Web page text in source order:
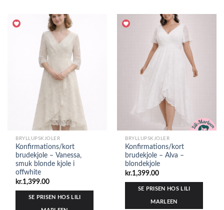
BRYLLUPSKJOLER
Konfirmations/kort
brudekjole – Vanessa,
smuk blonde kjole i
offwhite
kr.1,399.00
SE PRISEN HOS LILI
BRYLLUPSKJOLER
Konfirmations/kort
brudekjole – Alva –
blondekjole
kr.1,399.00
SE PRISEN HOS LILI
MARLEEN